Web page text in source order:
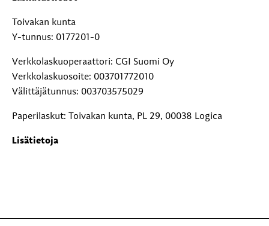
Toivakan kunta
Y-tunnus: 0177201-0
Verkkolaskuoperaattori: CGI Suomi Oy
Verkkolaskuosoite: 003701772010
Välittäjätunnus: 003703575029
Paperilaskut: Toivakan kunta, PL 29, 00038 Logica
Lisätietoja